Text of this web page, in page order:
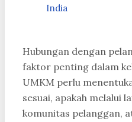
India
Hubungan dengan
faktor penting dalam
UMKM perlu
sesuai, apakah melalui
komunitas pelanggan,